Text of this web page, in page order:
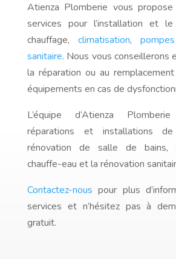
Atienza Plomberie vous
services pour l’installation et
chauffage, climatisation,
sanitaire. Nous vous conseillerons
la réparation ou au
équipements en cas de
L’équipe d’Atienza
réparations et installations
rénovation de salle de bains,
chauffe-eau et la rénovation
Contactez-nous pour plus
services et n’hésitez pas à
gratuit.